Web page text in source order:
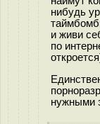
нибудь
и живи
по
нужными